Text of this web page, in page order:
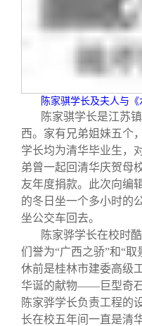
制度法
联系
陈家骐学长及夫人与
陈家骐学长是江苏
西。家有兄弟姐妹五个
学长均为清华毕业生，
弟曾一起回清华庆贺母
友年度捐款。此次向编
的冬日坐一个多小时的
坐公交车回去。
陈家骅学长在校时
们誉为“广西之骄”和“
休前是桂林市建委高级
华诞的献物——巨型奇石
陈家骅学长负责工程的
长在校五年间一直是清